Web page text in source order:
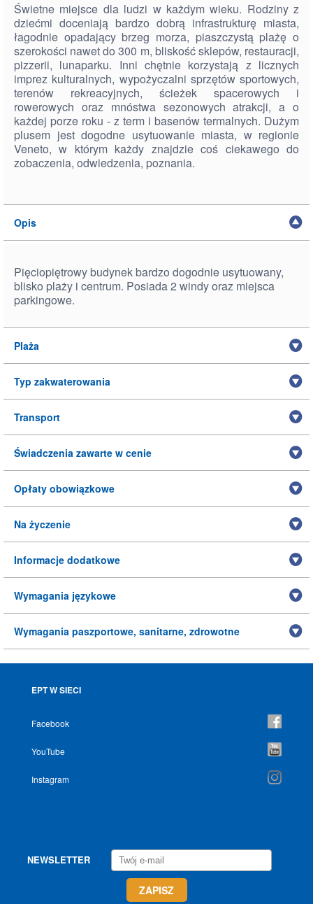
Świetne miejsce dla ludzi w każdym wieku. Rodziny z
dziećmi doceniają bardzo dobrą infrastrukturę miasta,
łagodnie opadający brzeg morza, piaszczystą plażę o
szerokości nawet do 300 m, bliskość sklepów, restauracji,
pizzerii, lunaparku. Inni chętnie korzystają z licznych
imprez kulturalnych, wypożyczalni sprzętów sportowych,
terenów rekreacyjnych, ścieżek spacerowych i
rowerowych oraz mnóstwa sezonowych atrakcji, a o
każdej porze roku - z term i basenów termalnych. Dużym
plusem jest dogodne usytuowanie miasta, w regionie
Veneto, w którym każdy znajdzie coś ciekawego do
zobaczenia, odwiedzenia, poznania.
Opis
Pięciopiętrowy budynek bardzo dogodnie usytuowany,
blisko plaży i centrum. Posiada 2 windy oraz miejsca
parkingowe.
Plaża
Typ zakwaterowania
Transport
Świadczenia zawarte w cenie
Opłaty obowiązkowe
Na życzenie
Informacje dodatkowe
Wymagania językowe
Wymagania paszportowe, sanitarne, zdrowotne
EPT W SIECI
Facebook
YouTube
Instagram
NEWSLETTER